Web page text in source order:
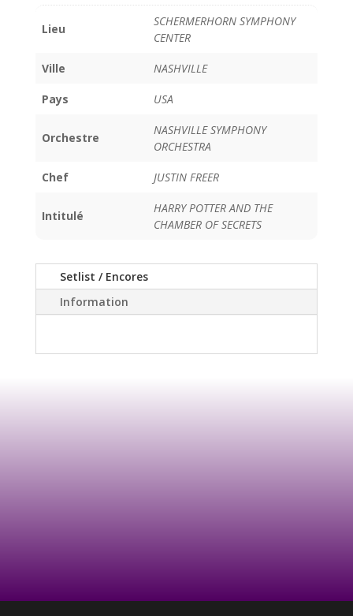
Lieu
SCHERMERHORN SYMPHONY
CENTER
Ville NASHVILLE
Pays USA
Orchestre
NASHVILLE SYMPHONY
ORCHESTRA
Chef JUSTIN FREER
Intitulé
HARRY POTTER AND THE
CHAMBER OF SECRETS
Setlist / Encores
Information